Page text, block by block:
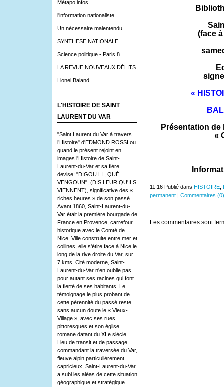
Métapo infos
l'information nationaliste
Un nécessaire malentendu
SYNTHESE NATIONALE
Science politique - Paris 8
LA REVUE NOUVEAUX DÉLITS
Lionel Baland
L'HISTOIRE DE SAINT
LAURENT DU VAR
"Saint Laurent du Var à travers
l’Histoire" d'EDMOND ROSSI ou
quand le présent rejoint en
images l'Histoire de Saint-
Laurent-du-Var et sa fière
devise: "DIGOU LI , QUÉ
VENGOUN", (DIS LEUR QU'ILS
VIENNENT), significative des «
riches heures » de son passé.
Avant 1860, Saint-Laurent-du-
Var était la première bourgade de
France en Provence, carrefour
historique avec le Comté de
Nice. Ville construite entre mer et
collines, elle s'étire face à Nice le
long de la rive droite du Var, sur
7 kms. Cité moderne, Saint-
Laurent-du-Var n'en oublie pas
pour autant ses racines qui font
la fierté de ses habitants. Le
témoignage le plus probant de
cette pérennité du passé reste
sans aucun doute le « Vieux-
Village », avec ses rues
pittoresques et son église
romane datant du XI e siècle.
Lieu de transit et de passage
commandant la traversée du Var,
fleuve alpin particulièrement
capricieux, Saint-Laurent-du-Var
a subi les aléas de cette situation
géographique et stratégique
(face
«
Présentation de
«
11:16 Publié dans HISTOIRE,
permanent| Commentaires (0)
Les commentaires sont